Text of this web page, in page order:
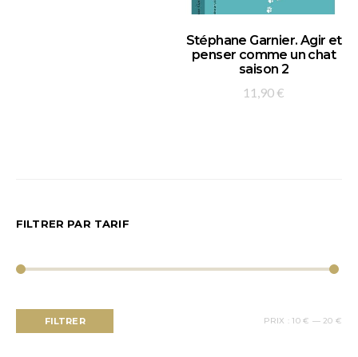
AJOUTER AU PANIER
Stéphane Garnier. Agir et
penser comme un chat
saison 2
11,90 €
FILTRER PAR TARIF
MIN
MAX
FILTRER PRIX :10 € — 20 €